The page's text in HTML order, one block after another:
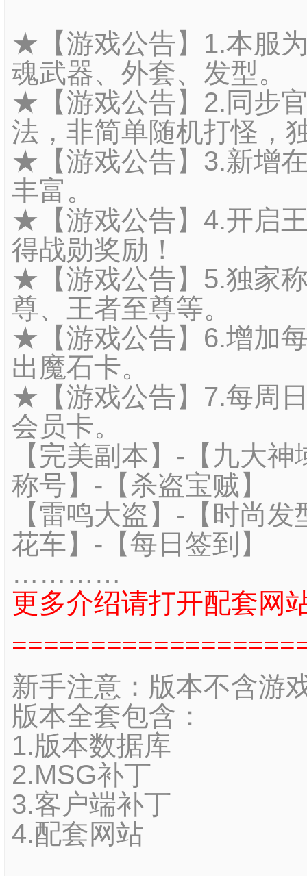
★【游戏公告】1.本服
魂武器、外套、发型。
★【游戏公告】2.同步
法，非简单随机打怪，
★【游戏公告】3.新增
丰富。
★【游戏公告】4.开启
得战勋奖励！
★【游戏公告】5.独家
尊、王者至尊等。
★【游戏公告】6.增加
出魔石卡。
★【游戏公告】7.每周
会员卡。
【完美副本】-【九大
称号】- 【杀盗宝贼】
【雷鸣大盗】-【时尚
花车】-【每日签到】
…………
更多介绍请打开配套
新手注意：版本不含游
版本全套包含：
1.版本数据库
2.MSG补丁
3.客户端补丁
4.配套网站